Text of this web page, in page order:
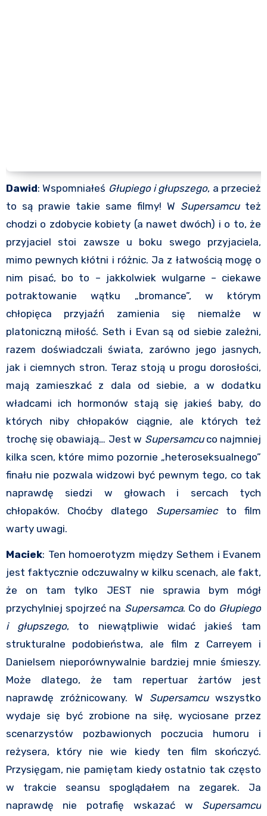
Dawid: Wspomniałeś Głupiego i głupszego, a przecież
to są prawie takie same filmy! W Supersamcuteż
chodzi o zdobycie kobiety (a nawet dwóch) i o to, że
przyjaciel stoi zawsze u boku swego przyjaciela,
mimo pewnych kłótni i różnic. Ja z łatwością mogę o
nim pisać, bo to – jakkolwiek wulgarne – ciekawe
potraktowanie wątku „bromance”, w którym
chłopięca przyjaźń zamienia się niemalże w
platoniczną miłość. Seth i Evan są od siebie zależni,
razem doświadczali świata, zarówno jego jasnych,
jak i ciemnych stron. Teraz stoją u progu dorosłości,
mają zamieszkać z dala od siebie, a w dodatku
władcami ich hormonów stają się jakieś baby, do
których niby chłopaków ciągnie, ale których też
trochę się obawiają… Jest w Supersamcu co najmniej
kilka scen, które mimo pozornie „heteroseksualnego”
finału nie pozwala widzowi być pewnym tego, co tak
naprawdę siedzi w głowach i sercach tych
chłopaków. Choćby dlatego Supersamiecto film
warty uwagi.
Maciek: Ten homoerotyzm między Sethem i Evanem
jest faktycznie odczuwalny w kilku scenach, ale fakt,
że on tam tylko JEST nie sprawia bym mógł
przychylniej spojrzeć na Supersamca. Co do Głupiego
i głupszego, to niewątpliwie widać jakieś tam
strukturalne podobieństwa, ale film z Carreyem i
Danielsem nieporównywalnie bardziej mnie śmieszy.
Może dlatego, że tam repertuar żartów jest
naprawdę zróżnicowany. W Supersamcuwszystko
wydaje się być zrobione na siłę, wyciosane przez
scenarzystów pozbawionych poczucia humoru i
reżysera, który nie wie kiedy ten film skończyć.
Przysięgam, nie pamiętam kiedy ostatnio tak często
w trakcie seansu spoglądałem na zegarek. Ja
naprawdę nie potrafię wskazać w Supersamcu